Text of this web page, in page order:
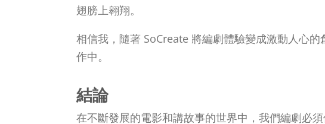
翅膀上翱翔。
相信我，隨著 SoCreate 將編劇體驗變成激動人心
作中。
結論
在不斷發展的電影和講故事的世界中，我們編劇必